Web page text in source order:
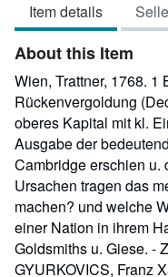
stars
Item details
About this Item
Wien, Trattner, 1768. 1
Rückenvergoldung
oberes Kapital mit kl.
Ausgabe der
Cambridge erschien u.
Ursachen tragen das
machen? und welche
einer Nation in ihrem
Goldsmiths u. Giese. -
GYURKOVICS, Franz